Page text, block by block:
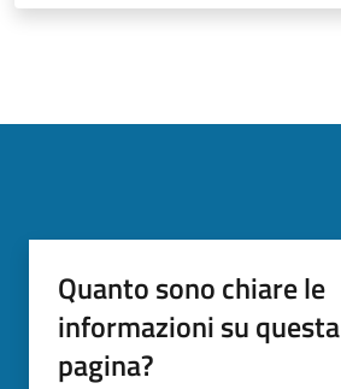
Quanto sono chiare le
informazioni su questa
pagina?